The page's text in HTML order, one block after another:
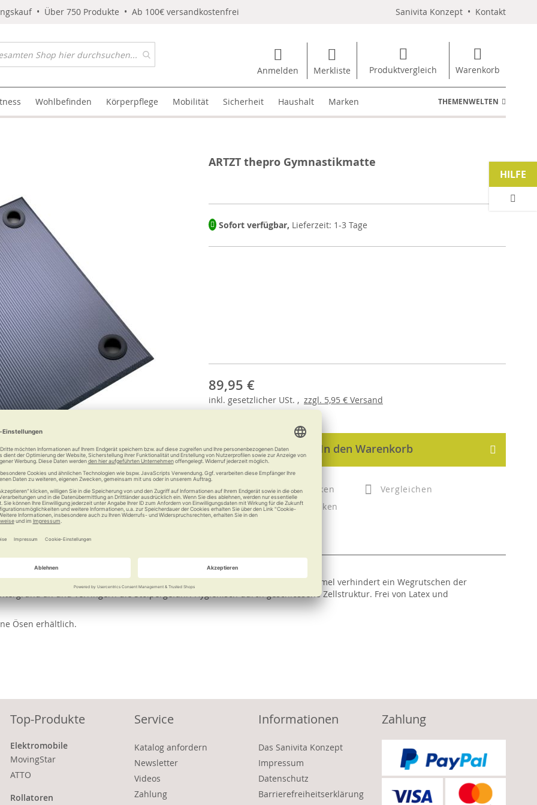
• Über 750 Produkte • Ab 100€ versandkostenfrei Sanivita Konzept • Kontakt
Anmelden Merkliste Produktvergleich Warenkorb
Wohlbefinden Körperpflege Mobilität Sicherheit Haushalt Marken THEMENWELTEN
ARTZT thepro Gymnastikmatte
Sofort verfügbar, Lieferzeit: 1-3 Tage
89,95 €
inkl. gesetzlicher USt. , zzgl. 5,95 € Versand
In den Warenkorb
Merken
Vergleichen
Drucken
Weitere Informationen
oder -band, für Pilates, Yoga oder Kraftübungen. Die Anti-Rutsch-Formel verhindert ein Wegrutschen der
an und verringern die Stolpergefahr. Hygienisch durch geschlossene Zellstruktur. Frei von Latex und
Ösen erhältlich.
HILFE
Top-Produkte
Elektromobile
MovingStar
ATTO
Rollatoren
Service
Katalog anfordern
Newsletter
Videos
Zahlung
Informationen
Das Sanivita Konzept
Impressum
Datenschutz
Barrierefreiheitserklärung
Zahlung